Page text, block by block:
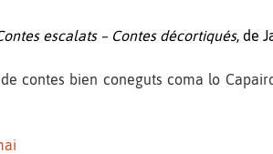
escalats – Contes décortiqués, de
contes bien coneguts coma lo